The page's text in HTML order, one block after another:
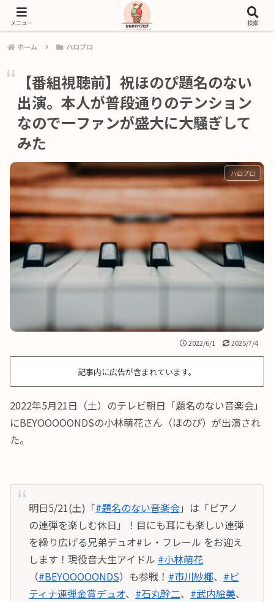
好きな作品と、暮らしの体験を自分の言葉で綴るブログ
ホーム ハロプロ
【番組視聴前】祝ほのぴ題名のない
出演。本人が普段通りのテンション
なので一ファンが盛大に大騒ぎして
みた
ハロプロ
2022/6/1 2025/7/4
記事内に広告が含まれています。
2022年5月21日（土）のテレビ朝日「題名のない音楽会」
にBEYOOOOONDSの小林萌花さん（ほのぴ）が出演され
た。
明日5/21(土)「#題名のない音楽会」は「ピアノ
の連弾を楽しむ休日」！目にも耳にも楽しい連弾
を繰り広げる兄弟デュオ#レ・フレール をお迎え
します！現役音大生アイドル #小林萌花
（#BEYOOOOONDS）も参戦！ #市川紗椰、 #ピ
ティナ連弾金賞デュオ、 #石丸幹二、 #武内絵美、
メニュー 検索